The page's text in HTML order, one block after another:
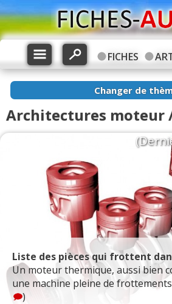
FICHES
Changer de
Architectures moteur
Liste des pièces qui frottent
Un moteur thermique, aussi bien
une machine pleine de
)